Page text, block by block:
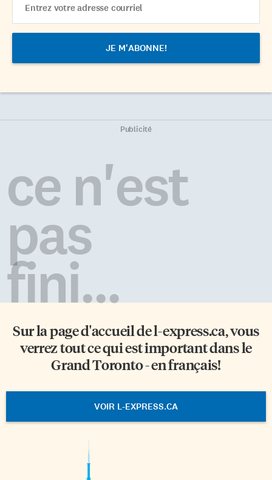
Address
Publicité
ce n'est
pas
fini...
Sur la page d'accueil del-express.ca, vous
verrez tout ce qui est important dans le
Grand Toronto - en français!
VOIR L-EXPRESS.CA